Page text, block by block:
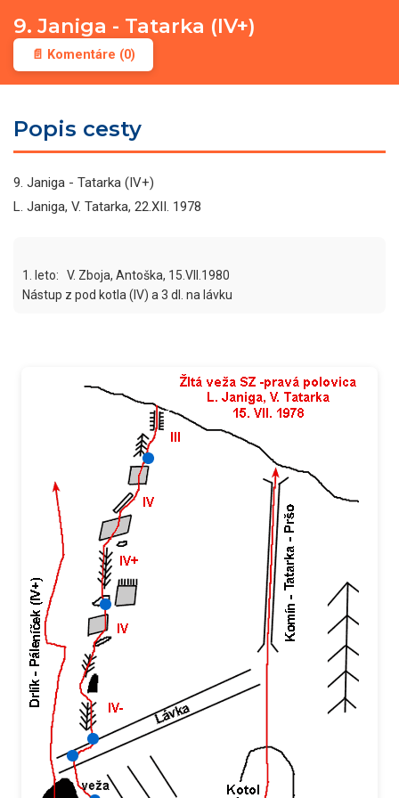
9. Janiga - Tatarka (IV+)
📄 Komentáre (0)
Popis cesty
9. Janiga - Tatarka (IV+)
L. Janiga, V. Tatarka, 22.XII. 1978
1. leto:   V. Zboja, Antoška, 15.VII.1980
Nástup z pod kotla (IV) a 3 dl. na lávku